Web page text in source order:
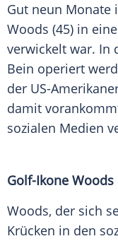
Gut neun Monate
Woods (45) in
verwickelt war. In
Bein operiert
der US-
damit
sozialen Medien
Golf-Ikone Woods
Woods, der sich
Krücken in den